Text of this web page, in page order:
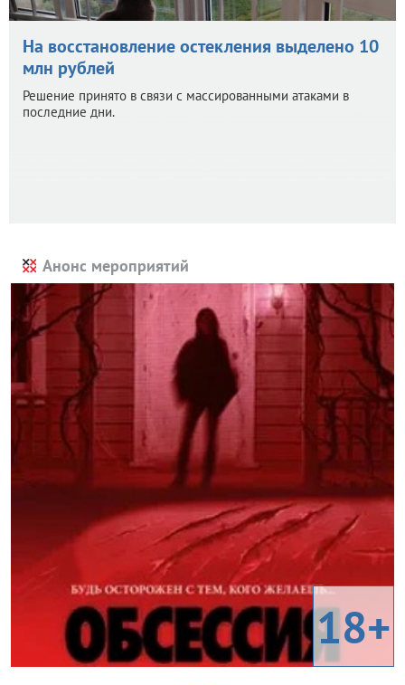
На восстановление остекления выделено 10
млн рублей
Решение принято в связи с массированными атаками в
последние дни.
Анонс мероприятий
18+